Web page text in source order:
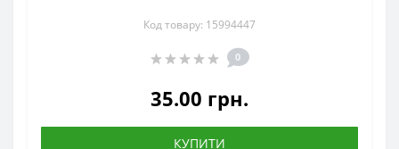
Код товару: 15994447
0
35.00 грн.
КУПИТИ